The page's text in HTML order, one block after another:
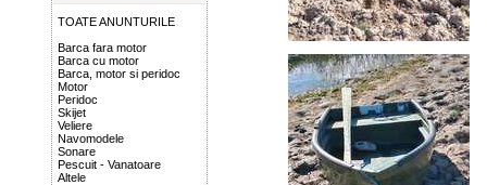
TOATE ANUNTURILE
Barca fara motor
Barca cu motor
Barca, motor si peridoc
Motor
Peridoc
Skijet
Veliere
Navomodele
Sonare
Pescuit - Vanatoare
Altele